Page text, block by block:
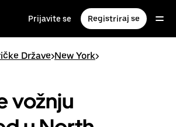
Prijavite se Registriraj se
Države>New York>
vožnju